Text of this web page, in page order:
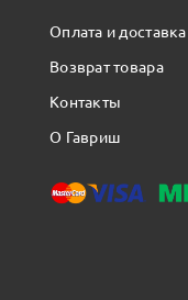
Оплата и доставка
Возврат товара
Контакты
О Гавриш